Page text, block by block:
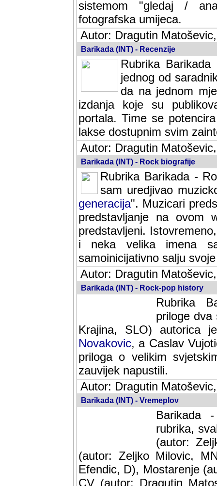
sistemom "gledaj /
fotografska umijeca.
Autor: Dragutin
Barikada (INT) - Recenzije
Rubrika
jednog od
da na jednom
izdanja koje su
portala. Time se
lakse dostupnim svim
Autor: Dragutin
Barikada (INT) - Rock biografije
Rubrika Barikada -
sam uredjivao
generacija". Muzicari
predstavljanje na ovom
predstavljeni.
i neka velika imena
samoinicijativno salju
Autor: Dragutin
Barikada (INT) - Rock-pop history
Rubrika
dva
SLO) autorica je velikog
Caslav Vujotic
velikim svjetskim
napustili.
Autor: Dragutin
Barikada (INT) - Vremeplov
Barikada
rubrika,
(autor:
(autor: Zeljko Milovic,
Efendic, D), Mostarenje
CV (autor: Dragutin